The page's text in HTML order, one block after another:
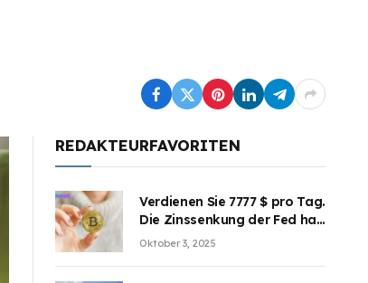
REDAKTEURFAVORITEN
Verdienen Sie 7777 $ pro Tag.
Die Zinssenkung der Fed hat
die Aufmerksamkeit des
Oktober 3, 2025